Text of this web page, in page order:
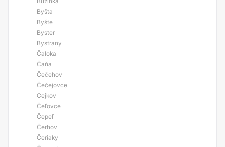
Byšta
Byšte
Byster
Bystrany
Čaloka
Čaňa
Čečehov
Čečejovce
Cejkov
Čeľovce
Čepeľ
Čerhov
Čeriaky